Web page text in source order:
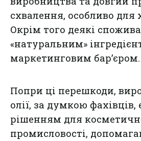
схвалення, особливо для
Окрім того деякі
«натуральним»
маркетинговим бар’єром.
Попри ці перешкоди,
олії, за думкою
рішенням для
промисловості,